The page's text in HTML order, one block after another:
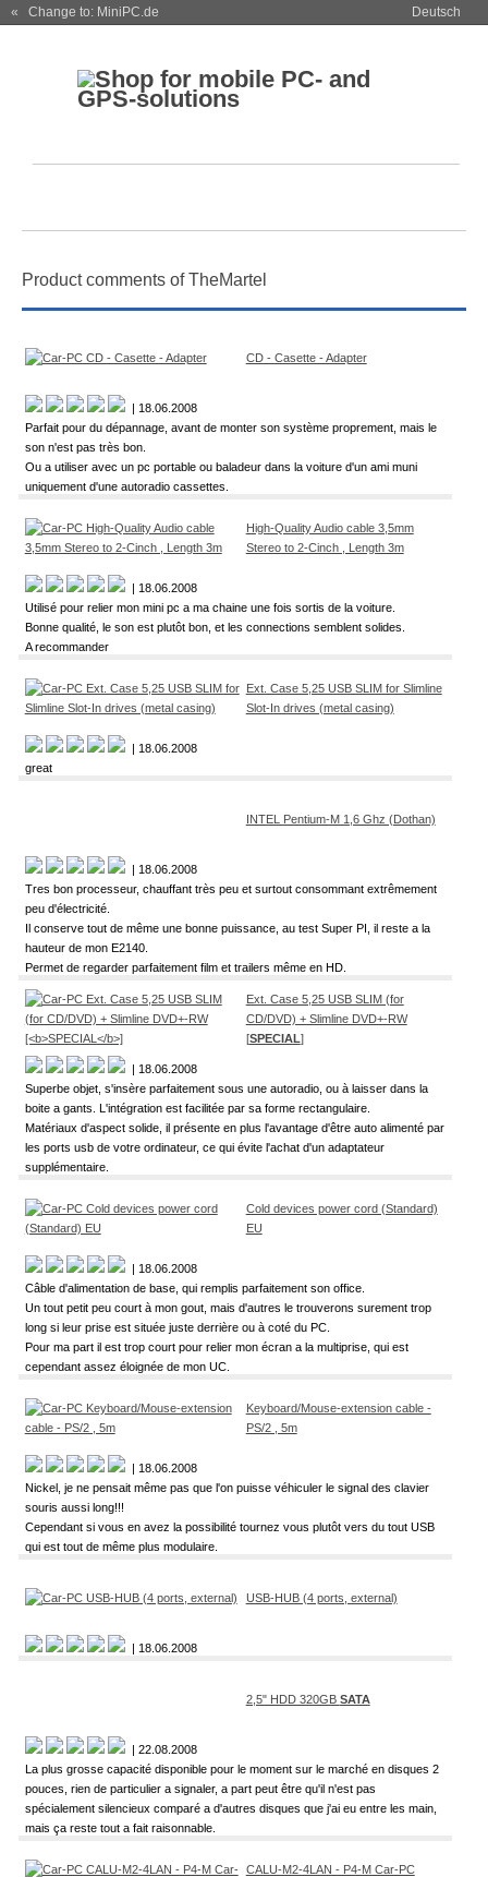
« Change to: MiniPC.de Deutsch
Product comments of TheMartel
CD - Casette - Adapter
| 18.06.2008
Parfait pour du dépannage, avant de monter son système proprement, mais le
son n'est pas très bon.
Ou a utiliser avec un pc portable ou baladeur dans la voiture d'un ami muni
uniquement d'une autoradio cassettes.
High-Quality Audio cable 3,5mm
Stereo to 2-Cinch , Length 3m
| 18.06.2008
Utilisé pour relier mon mini pc a ma chaine une fois sortis de la voiture.
Bonne qualité, le son est plutôt bon, et les connections semblent solides.
A recommander
Ext. Case 5,25 USB SLIM for Slimline
Slot-In drives (metal casing)
| 18.06.2008
great
INTEL Pentium-M 1,6 Ghz (Dothan)
| 18.06.2008
Tres bon processeur, chauffant très peu et surtout consommant extrêmement
peu d'électricité.
Il conserve tout de même une bonne puissance, au test Super PI, il reste a la
hauteur de mon E2140.
Permet de regarder parfaitement film et trailers même en HD.
Ext. Case 5,25 USB SLIM (for
CD/DVD) + Slimline DVD+-RW
[SPECIAL]
| 18.06.2008
Superbe objet, s'insère parfaitement sous une autoradio, ou à laisser dans la
boite a gants. L'intégration est facilitée par sa forme rectangulaire.
Matériaux d'aspect solide, il présente en plus l'avantage d'être auto alimenté par
les ports usb de votre ordinateur, ce qui évite l'achat d'un adaptateur
supplémentaire.
Cold devices power cord (Standard)
EU
| 18.06.2008
Câble d'alimentation de base, qui remplis parfaitement son office.
Un tout petit peu court à mon gout, mais d'autres le trouverons surement trop
long si leur prise est située juste derrière ou à coté du PC.
Pour ma part il est trop court pour relier mon écran a la multiprise, qui est
cependant assez éloignée de mon UC.
Keyboard/Mouse-extension cable -
PS/2 , 5m
| 18.06.2008
Nickel, je ne pensait même pas que l'on puisse véhiculer le signal des clavier
souris aussi long!!!
Cependant si vous en avez la possibilité tournez vous plutôt vers du tout USB
qui est tout de même plus modulaire.
USB-HUB (4 ports, external)
| 18.06.2008
2,5" HDD 320GB SATA
| 22.08.2008
La plus grosse capacité disponible pour le moment sur le marché en disques 2
pouces, rien de particulier a signaler, a part peut être qu'il n'est pas
spécialement silencieux comparé a d'autres disques que j'ai eu entre les main,
mais ça reste tout a fait raisonnable.
CALU-M2-4LAN - P4-M Car-PC